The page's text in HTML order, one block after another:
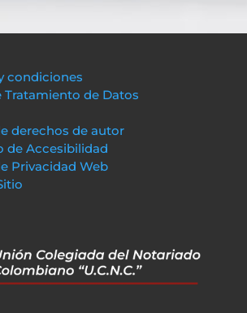
condiciones
Tratamiento de Datos
derechos de autor
de Accesibilidad
Privacidad Web